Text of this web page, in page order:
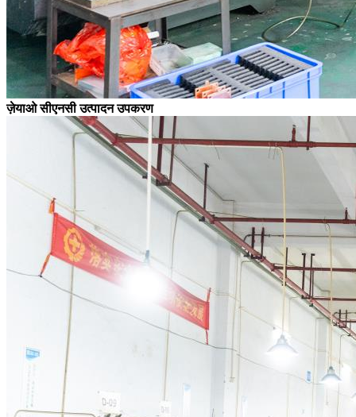
ज़ेयाओ सीएनसी उत्पादन उपकरण